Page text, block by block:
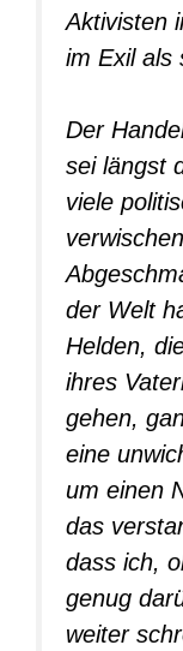
Aktivisten
im Exil als
Der
sei längst
viele
der Welt
Helden,
ihres
gehen,
eine
um einen
das
dass ich,
genug
weiter